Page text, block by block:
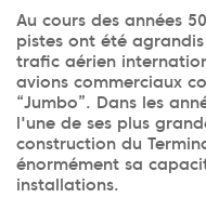
Au cours des années
pistes ont été
trafic aérien
avions commerciaux
“Jumbo”. Dans les
l'une de ses plus
construction du
énormément sa
installations.